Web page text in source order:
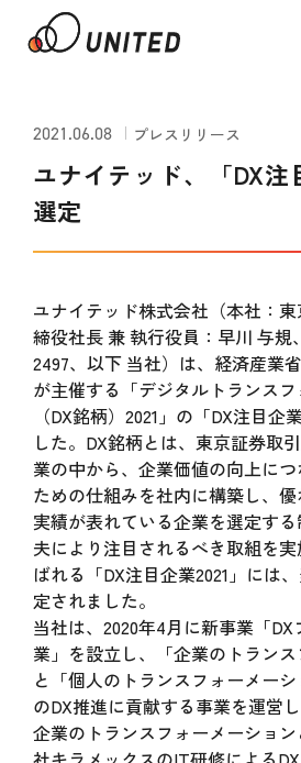
2021.06.08 プレスリリース
ユナイテッド、「DX注
選定
ユナイテッド株式会社（本社：
締役社長 兼 執行役員：早川 与規
2497、以下 当社）は、経済産業
が主催する「デジタルトランス
（DX銘柄）2021」の「DX注目企
した。DX銘柄とは、東京証券取
業の中から、企業価値の向上に
ための仕組みを社内に構築し、
実績が表れている企業を選定す
夫により注目されるべき取組を
ばれる「DX注目企業2021」には
定されました。
当社は、2020年4月に新事業「
業」を設立し、「企業のトランス
と「個人のトランスフォーメー
のDX推進に貢献する事業を運営し
企業のトランスフォーメーショ